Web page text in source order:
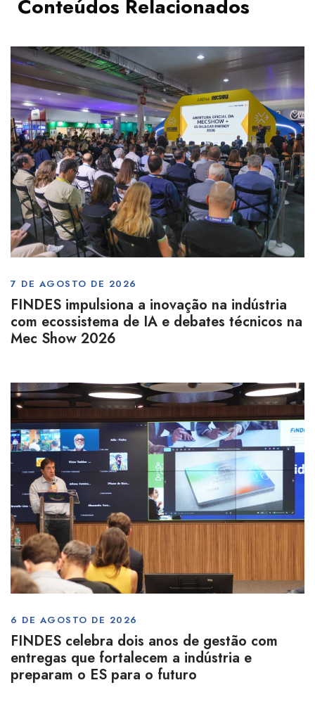
Conteúdos Relacionados
7 DE AGOSTO DE 2026
FINDES impulsiona a inovação na indústria
com ecossistema de IA e debates técnicos na
Mec Show 2026
6 DE AGOSTO DE 2026
FINDES celebra dois anos de gestão com
entregas que fortalecem a indústria e
preparam o ES para o futuro